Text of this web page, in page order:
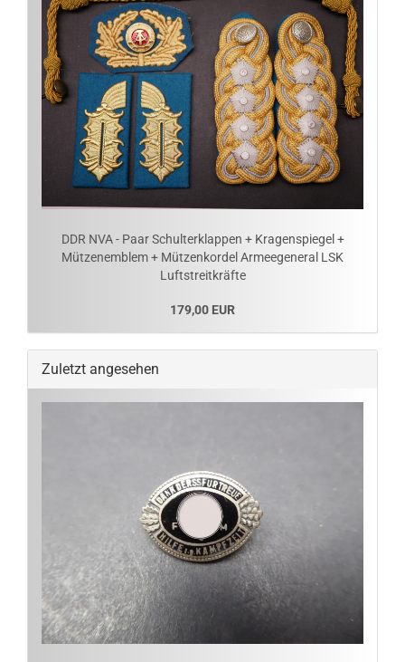
DDR NVA - Paar Schulterklappen + Kragenspiegel +
Mützenemblem + Mützenkordel Armeegeneral LSK
Luftstreitkräfte
179,00 EUR
Zuletzt angesehen